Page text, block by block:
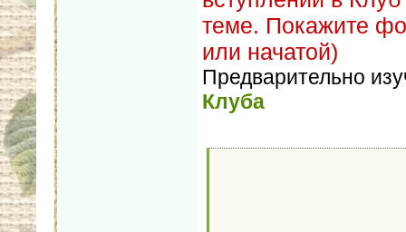
теме. Покажите
или начатой)
Предварительно
Клуба